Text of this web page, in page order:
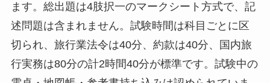
ます。総出題は4肢択一のマークシート方式で、記
述問題は含まれません。試験時間は科目ごとに区
切られ、旅行業法令は40分、約款は40分、国内旅
行実務は80分の計2時間40分が標準です。試験中の